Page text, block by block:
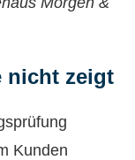
nicht zeigt
Kunden